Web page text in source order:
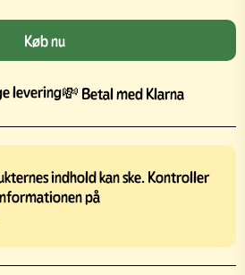
Køb nu
levering💸 Betal med Klarna
indhold kan ske. Kontroller
på